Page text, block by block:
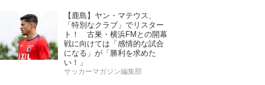
【鹿島】ヤン・マテウス、
「特別なクラブ」でリスター
ト！ 古巣・横浜FMとの開幕
戦に向けては「感情的な試合
になる」が「勝利を求めた
い！」
サッカーマガジン編集部